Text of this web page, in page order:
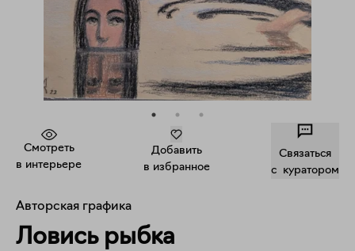
Смотреть
в интерьере
Добавить
в избранное
Связаться
c куратором
Авторская графика
Ловись рыбка